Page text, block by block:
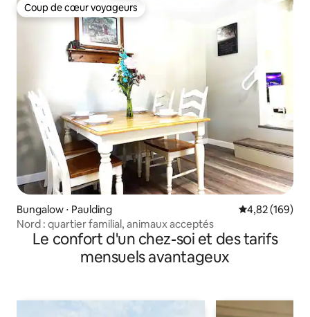
Coup de cœur voyageurs
Coup de cœur voyageurs
Bungalow ⋅ Paulding Évaluation
4,82 (169)
Nord : quartier familial, animaux acceptés
Le confort d'un chez-soi et des tarifs
mensuels avantageux